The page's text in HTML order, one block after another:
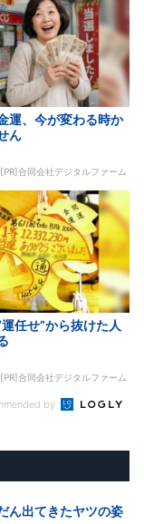
運、今が変わる時か
ん
[PR]合同会社デジタルファーム
任せ”から抜けた人
[PR]合同会社デジタルファーム
by
ん出てきたヤツの姿